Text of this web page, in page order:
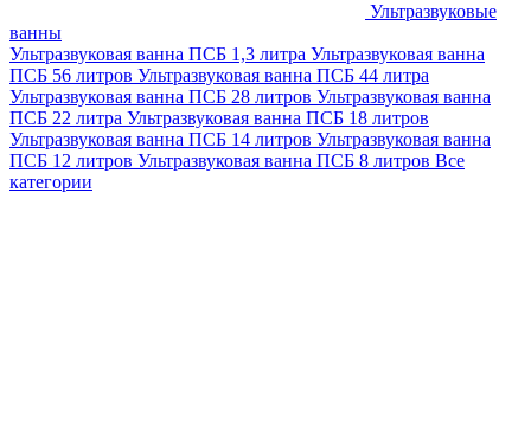
Ультразвуковые
ванны
Ультразвуковая ванна ПСБ 1,3 литра Ультразвуковая ванна
ПСБ 56 литров Ультразвуковая ванна ПСБ 44 литра
Ультразвуковая ванна ПСБ 28 литров Ультразвуковая ванна
ПСБ 22 литра Ультразвуковая ванна ПСБ 18 литров
Ультразвуковая ванна ПСБ 14 литров Ультразвуковая ванна
ПСБ 12 литров Ультразвуковая ванна ПСБ 8 литров Все
категории